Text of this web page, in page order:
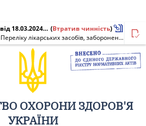
Наказ, Перелік від 18.03.2024 № 457 (Втратив чинність)
Про затвердження Переліку лікарських засобів, заборонених до рекламування, які відпускаються без рецепта